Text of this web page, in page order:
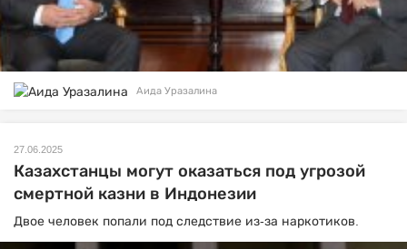
Аида Уразалина
27.06.2025
Казахстанцы могут оказаться под угрозой
смертной казни в Индонезии
Двое человек попали под следствие из-за наркотиков.